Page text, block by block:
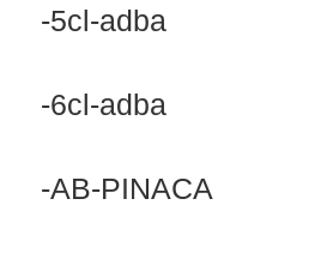
-5cl-adba
-6cl-adba
-AB-PINACA